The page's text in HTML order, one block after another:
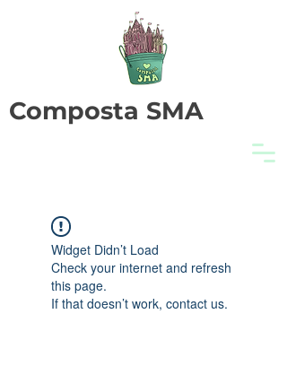
Composta SMA
Widget Didn’t Load
Check your internet and refresh
this page.
If that doesn’t work, contact us.